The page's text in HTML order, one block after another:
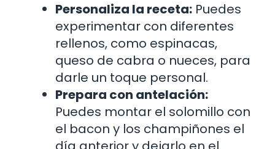
Personaliza la receta: Puedes
experimentar con diferentes
rellenos, como espinacas,
queso de cabra o nueces, para
darle un toque personal.
Prepara con antelación:
Puedes montar el solomillo con
el bacon y los champiñones el